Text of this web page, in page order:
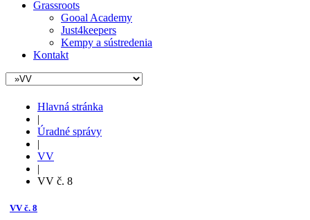
Grassroots
Gooal Academy
Just4keepers
Kempy a sústredenia
Kontakt
Hlavná stránka
|
Úradné správy
|
VV
|
VV č. 8
VV č. 8